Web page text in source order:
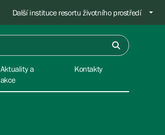
Další instituce resortu životního prostředí
Aktuality a
akce
Kontakty